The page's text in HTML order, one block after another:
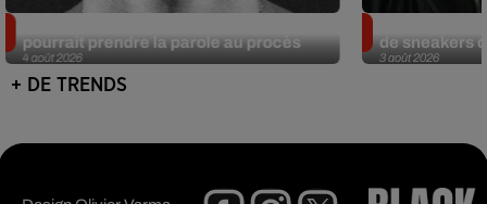
4 août 2026
pourrait prendre la parole au procès
3 août 2026
de sneakers
+ DE TRENDS